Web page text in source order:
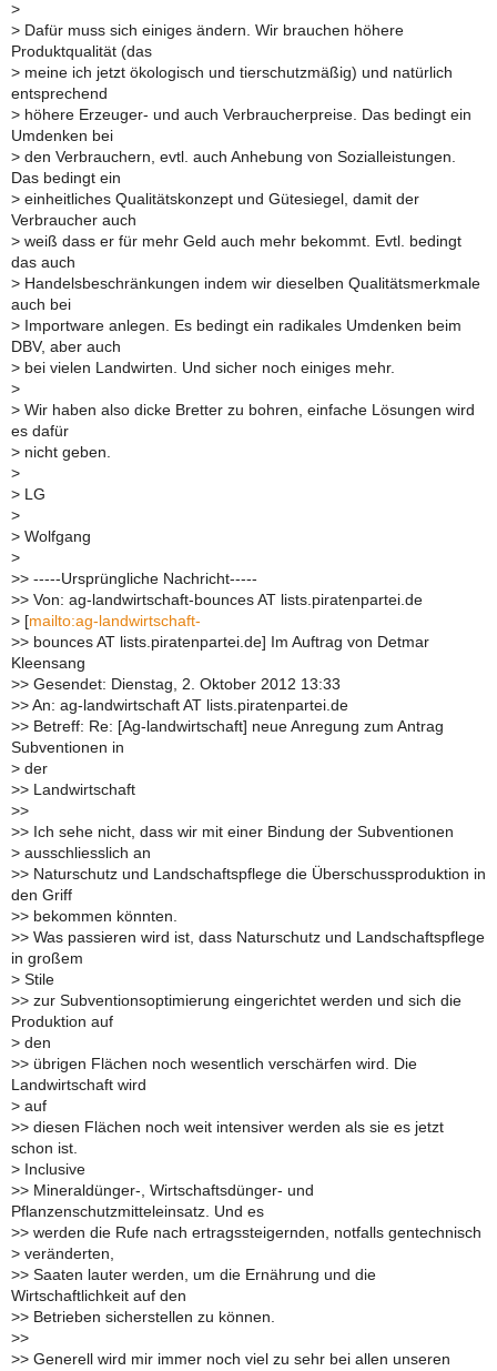
>
> Dafür muss sich einiges ändern. Wir brauchen höhere
Produktqualität (das
> meine ich jetzt ökologisch und tierschutzmäßig) und natürlich
entsprechend
> höhere Erzeuger- und auch Verbraucherpreise. Das bedingt ein
Umdenken bei
> den Verbrauchern, evtl. auch Anhebung von Sozialleistungen.
Das bedingt ein
> einheitliches Qualitätskonzept und Gütesiegel, damit der
Verbraucher auch
> weiß dass er für mehr Geld auch mehr bekommt. Evtl. bedingt
das auch
> Handelsbeschränkungen indem wir dieselben Qualitätsmerkmale
auch bei
> Importware anlegen. Es bedingt ein radikales Umdenken beim
DBV, aber auch
> bei vielen Landwirten. Und sicher noch einiges mehr.
>
> Wir haben also dicke Bretter zu bohren, einfache Lösungen wird
es dafür
> nicht geben.
>
> LG
>
> Wolfgang
>
>> -----Ursprüngliche Nachricht-----
>> Von: ag-landwirtschaft-bounces AT lists.piratenpartei.de
> [mailto:ag-landwirtschaft-
>> bounces AT lists.piratenpartei.de] Im Auftrag von Detmar
Kleensang
>> Gesendet: Dienstag, 2. Oktober 2012 13:33
>> An: ag-landwirtschaft AT lists.piratenpartei.de
>> Betreff: Re: [Ag-landwirtschaft] neue Anregung zum Antrag
Subventionen in
> der
>> Landwirtschaft
>>
>> Ich sehe nicht, dass wir mit einer Bindung der Subventionen
> ausschliesslich an
>> Naturschutz und Landschaftspflege die Überschussproduktion in
den Griff
>> bekommen könnten.
>> Was passieren wird ist, dass Naturschutz und Landschaftspflege
in großem
> Stile
>> zur Subventionsoptimierung eingerichtet werden und sich die
Produktion auf
> den
>> übrigen Flächen noch wesentlich verschärfen wird. Die
Landwirtschaft wird
> auf
>> diesen Flächen noch weit intensiver werden als sie es jetzt
schon ist.
> Inclusive
>> Mineraldünger-, Wirtschaftsdünger- und
Pflanzenschutzmitteleinsatz. Und es
>> werden die Rufe nach ertragssteigernden, notfalls gentechnisch
> veränderten,
>> Saaten lauter werden, um die Ernährung und die
Wirtschaftlichkeit auf den
>> Betrieben sicherstellen zu können.
>>
>> Generell wird mir immer noch viel zu sehr bei allen unseren